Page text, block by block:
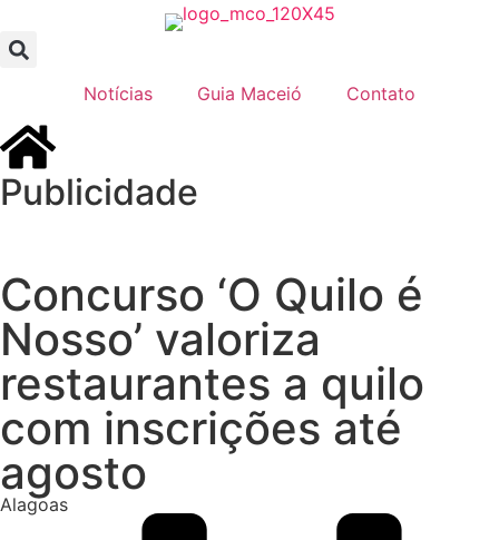
Notícias Guia Maceió Contato
Publicidade
Concurso ‘O Quilo é
Nosso’ valoriza
restaurantes a quilo
com inscrições até
agosto
Alagoas